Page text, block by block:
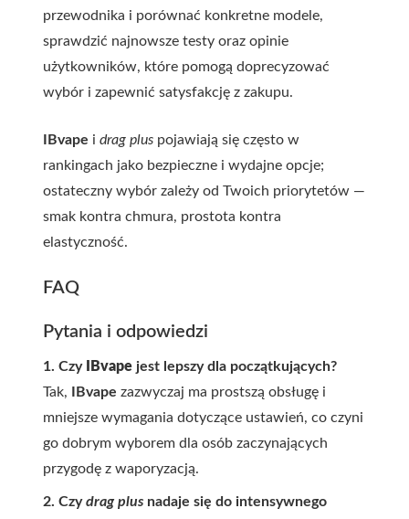
przewodnika i porównać konkretne modele,
sprawdzić najnowsze testy oraz opinie
użytkowników, które pomogą doprecyzować
wybór i zapewnić satysfakcję z zakupu.
IBvape i drag plus pojawiają się często w
rankingach jako bezpieczne i wydajne opcje;
ostateczny wybór zależy od Twoich priorytetów —
smak kontra chmura, prostota kontra
elastyczność.
FAQ
Pytania i odpowiedzi
1. Czy IBvape jest lepszy dla początkujących?
Tak,
IBvape zazwyczaj ma prostszą obsługę i
mniejsze wymagania dotyczące ustawień, co czyni
go dobrym wyborem dla osób zaczynających
przygodę z waporyzacją.
2. Czydrag plus nadaje się do intensywnego